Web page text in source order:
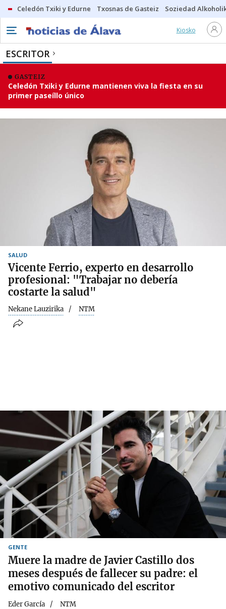
Celedón Txiki y Edurne Txosnas de Gasteiz Soziedad
Kiosko
ESCRITOR
GASTEIZ
Celedón Txiki y Edurne mantienen viva la fiesta en su
primer paseíllo único
SALUD
Vicente Ferrio, experto en desarrollo
profesional: "Trabajar no debería
costarte la salud"
Nekane Lauzirika NTM
GENTE
Muere la madre de Javier Castillo dos
meses después de fallecer su padre: el
emotivo comunicado del escritor
Eder García NTM